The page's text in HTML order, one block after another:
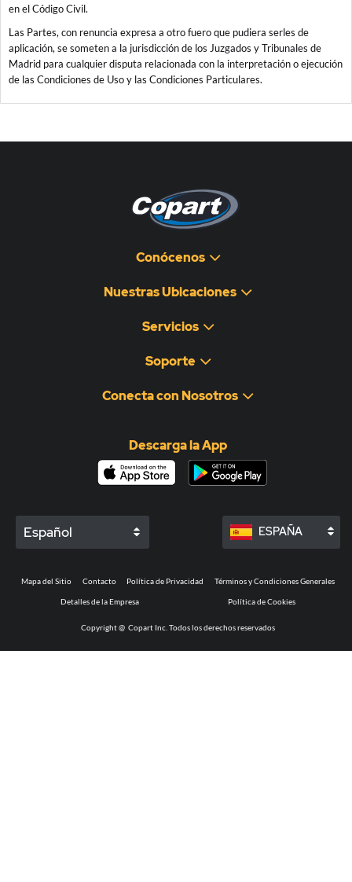
en el Código Civil.
Las Partes, con renuncia expresa a otro fuero que pudiera serles de
aplicación, se someten a la jurisdicción de los Juzgados y Tribunales de
Madrid para cualquier disputa relacionada con la interpretación o ejecución
de las Condiciones de Uso y las Condiciones Particulares.
Conócenos
Nuestras Ubicaciones
Servicios
Soporte
Conecta con Nosotros
Descarga la App
Español ESPAÑA
Copyright @ Copart Inc. Todos los derechos reservados
Mapa del Sitio Contacto Política de Privacidad Términos y Condiciones Generales
Detalles de la Empresa Política de Cookies